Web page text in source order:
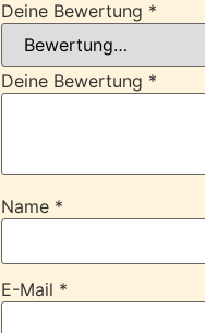
Deine Bewertung *
Deine Bewertung *
Name *
E-Mail *